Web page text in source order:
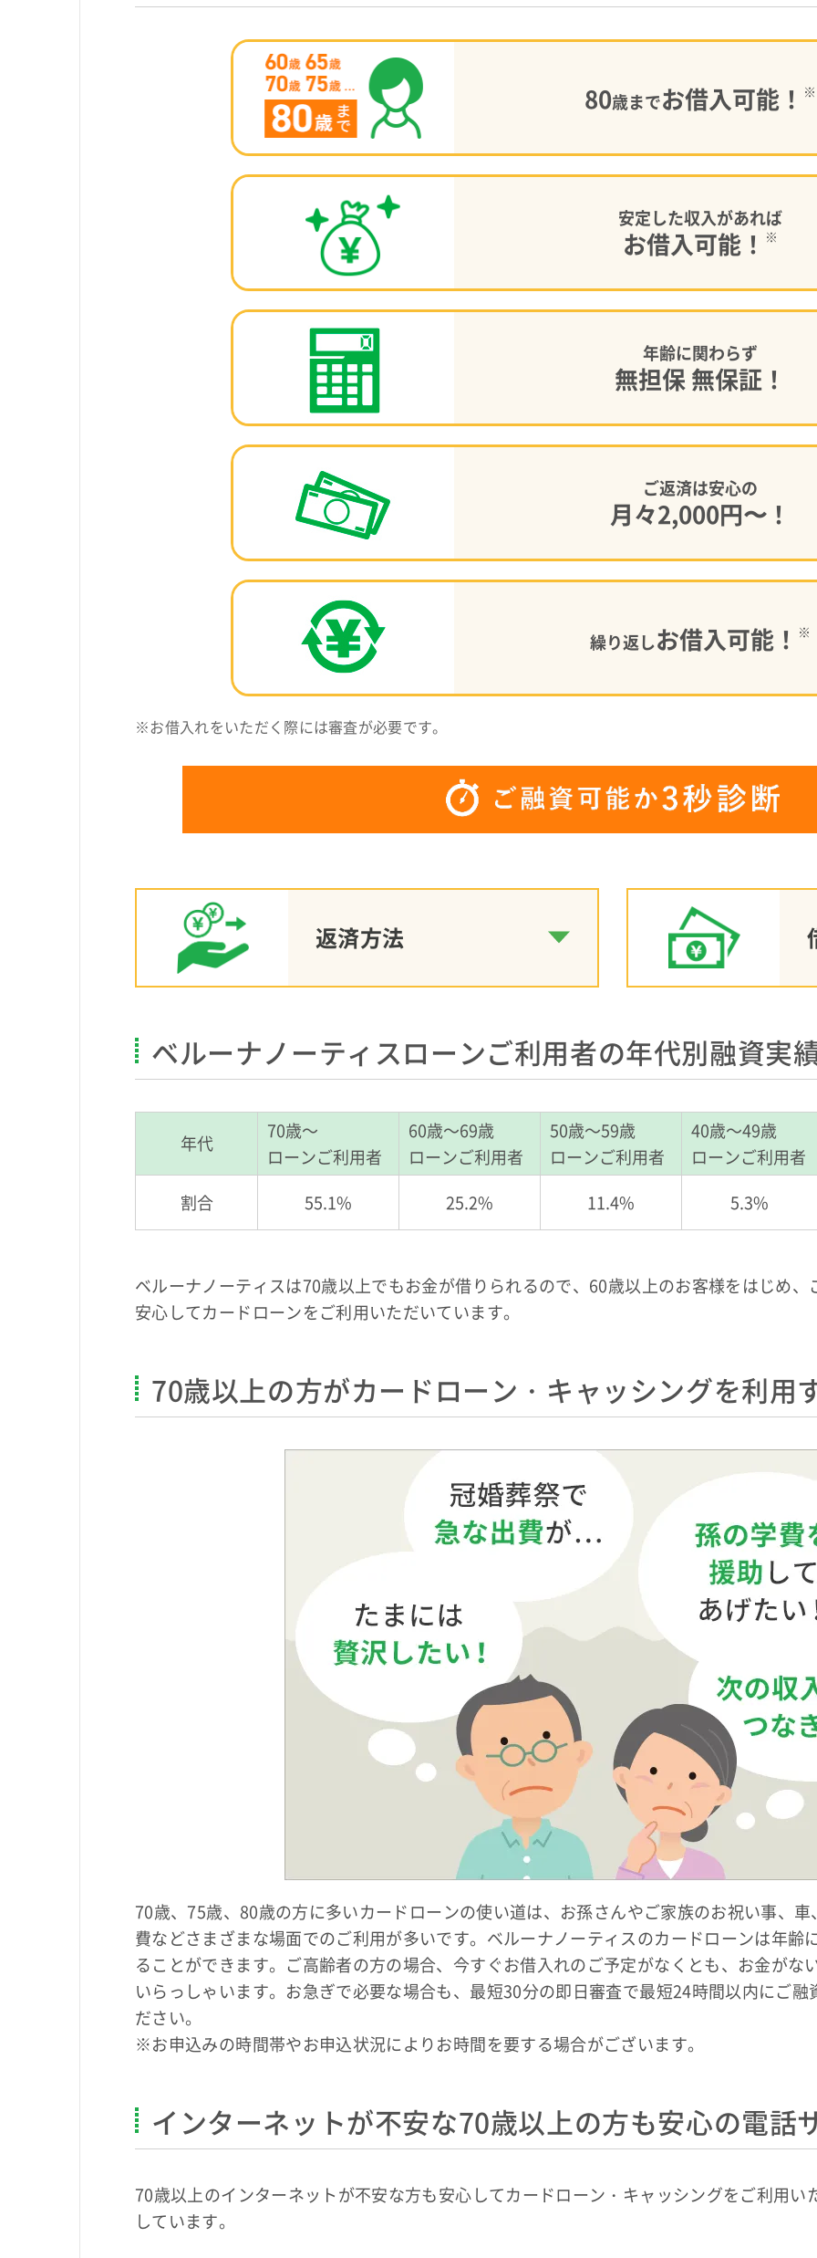
80歳までお借入可能！ ※
安定した収入があれば
お借入可能！ ※
年齢に関わらず
無担保 無保証！
ご返済は安心の
月々2,000円〜！
繰り返しお借入可能！ ※
※お借入れをいただく際には審査が必要です。
返済方法
ベルーナノーティスローンご利用者の年代別融資実
年代
70歳～
ローンご利用者
60歳～69歳
ローンご利用者
50歳～59歳
ローンご利用者
40歳～49歳
ローンご利用者
割合
55.1% 25.2% 11.4% 5.3%
ベルーナノーティスは70歳以上でもお金が借りられるので、60歳以上のお客様をはじめ
安心してカードローンをご利用いただいています。
70歳以上の方がカードローン・キャッシングを利用
70歳、75歳、80歳の方に多いカードローンの使い道は、お孫さんやご家族のお祝い事、
費などさまざまな場面でのご利用が多いです。ベルーナノーティスのカードローンは年齢
ることができます。ご高齢者の方の場合、今すぐお借入れのご予定がなくとも、お金がな
いらっしゃいます。お急ぎで必要な場合も、最短30分の即日審査で最短24時間以内にご
ださい。
※お申込みの時間帯やお申込状況によりお時間を要する場合がございます。
インターネットが不安な70歳以上の方も安心の電話
70歳以上のインターネットが不安な方も安心してカードローン・キャッシングをご利用
しています。